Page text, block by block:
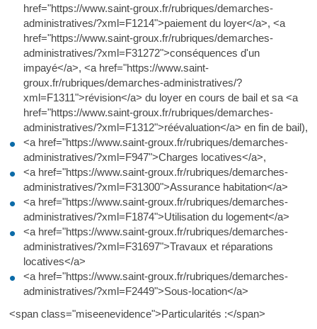
href="https://www.saint-groux.fr/rubriques/demarches-
administratives/?xml=F1214">paiement du loyer</a>, <a
href="https://www.saint-groux.fr/rubriques/demarches-
administratives/?xml=F31272">conséquences d'un
impayé</a>, <a href="https://www.saint-
groux.fr/rubriques/demarches-administratives/?
xml=F1311">révision</a> du loyer en cours de bail et sa <a
href="https://www.saint-groux.fr/rubriques/demarches-
administratives/?xml=F1312">réévaluation</a> en fin de bail),
<a href="https://www.saint-groux.fr/rubriques/demarches-
administratives/?xml=F947">Charges locatives</a>,
<a href="https://www.saint-groux.fr/rubriques/demarches-
administratives/?xml=F31300">Assurance habitation</a>
<a href="https://www.saint-groux.fr/rubriques/demarches-
administratives/?xml=F1874">Utilisation du logement</a>
<a href="https://www.saint-groux.fr/rubriques/demarches-
administratives/?xml=F31697">Travaux et réparations
locatives</a>
<a href="https://www.saint-groux.fr/rubriques/demarches-
administratives/?xml=F2449">Sous-location</a>
<span class="miseenevidence">Particularités :</span>